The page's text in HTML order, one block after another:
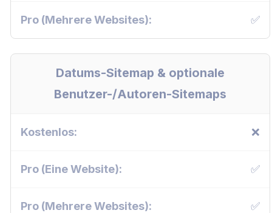
✅
Datums-Sitemap & optionale
Benutzer-/Autoren-Sitemaps
❌
✅
✅